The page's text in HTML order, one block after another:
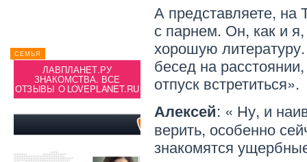
СЕМЬЯ
ЛАВПЛАНЕТ.РУ
ЗНАКОМСТВА. ВСЕ
ОТЗЫВЫ О LOVEPLANET.RU
СЕМЬЯ
ЗНАКОМСТВА БАДУ. ВСЕ
ОТЗЫВЫ О ЗНАКОМСТВАХ
СЕМЬЯ
СЕМЬЯ
А представляете, на
с парнем. Он, как и
хорошую
бесед на
отпуск встретиться».
Алексей: « Ну, и
верить, особенно
знакомятся